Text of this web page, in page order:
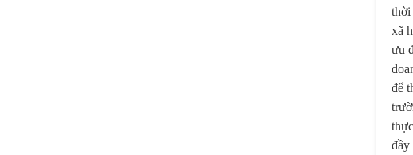
thời
xã
ưu
để
đầy